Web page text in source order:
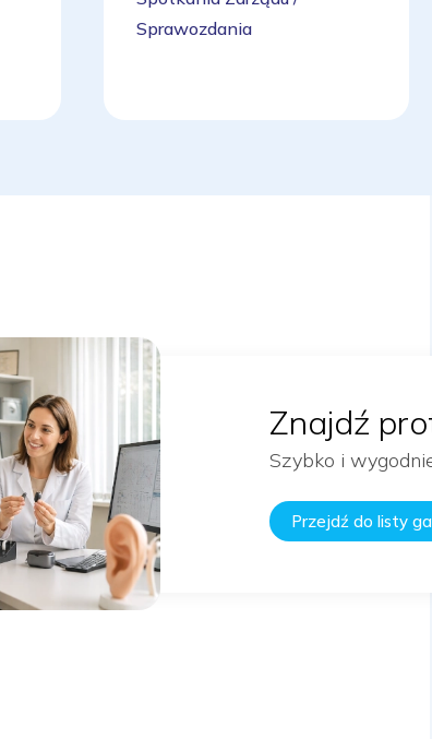
Sprawozdania
Znajdź
Szybko i
Przejdź do listy